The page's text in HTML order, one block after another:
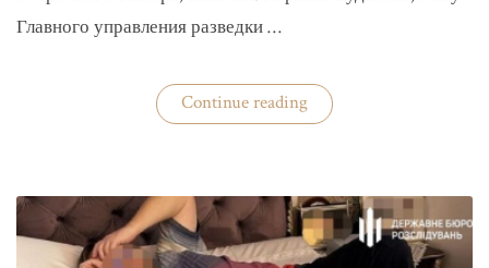
Главного управления разведки …
Continue reading«На
Банковой
Буданова
и
Умерова»